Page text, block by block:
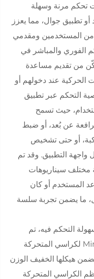
تحكم مرنة وسهلة
تطبيق جوال، مما يعزز
من المستخدمين ومقدمي
الفوري والمباشر في
من تقديم مساعدة
عند دخولهم أو
التحكم عبر تطبيق
حيث تسمح
عن بُعد، أو ضبط
أو حتى تشخيص
واجهة التطبيق. وقد تم
مختلف سيناريوهات
المستخدم أو كان
ما يضمن تجربة سلسة
التحكم فيه، تم
تصميم الرافعة الخفيفة الوزن Mini-UVL لكراسي المتحركة
هيكلها الخفيف الوزن
الكراسي المتحركة